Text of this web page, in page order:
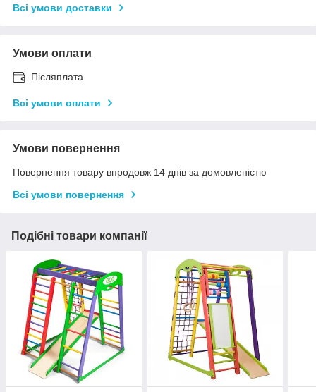
Всі умови доставки
Умови оплати
Післяплата
Всі умови оплати
Умови повернення
Повернення товару впродовж 14 днів за домовленістю
Всі умови повернення
Подібні товари компанії